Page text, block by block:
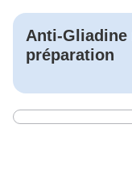
Anti-Gliadine
préparation